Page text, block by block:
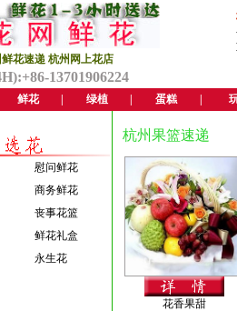
花速递 杭州网上花店
13701906224
鲜花 绿植 蛋糕
慰问鲜花
商务鲜花
丧事花篮
鲜花礼盒
永生花
杭州果篮速递
花香果甜